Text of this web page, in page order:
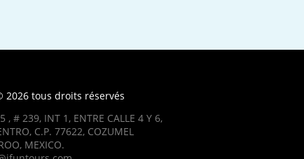
2026 tous droits réservés
, # 239, INT 1, ENTRE CALLE 4 Y 6,
C.P. 77622, COZUMEL
MEXICO.